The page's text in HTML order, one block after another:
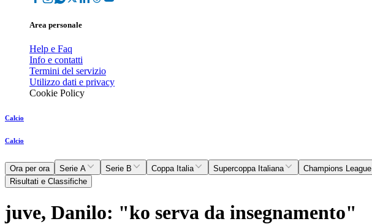
Area personale
Help e Faq
Info e contatti
Termini del servizio
Utilizzo dati e privacy
Cookie Policy
Calcio
Calcio
Ora per ora Serie A Serie B Coppa Italia Supercoppa Italiana Champions League
Risultati e Classifiche
juve, Danilo: "ko serva da insegnamento"